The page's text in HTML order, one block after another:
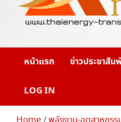
www.ten-
หน้าแรก ข่าวประชาสัม
LOG IN